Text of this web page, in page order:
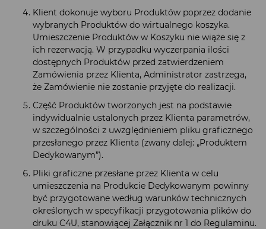
Klient dokonuje wyboru Produktów poprzez dodanie
wybranych Produktów do wirtualnego koszyka.
Umieszczenie Produktów w Koszyku nie wiąże się z
ich rezerwacją. W przypadku wyczerpania ilości
dostępnych Produktów przed zatwierdzeniem
Zamówienia przez Klienta, Administrator zastrzega,
że Zamówienie nie zostanie przyjęte do realizacji.
Część Produktów tworzonych jest na podstawie
indywidualnie ustalonych przez Klienta parametrów,
w szczególności z uwzględnieniem pliku graficznego
przesłanego przez Klienta (zwany dalej: „Produktem
Dedykowanym”).
Pliki graficzne przesłane przez Klienta w celu
umieszczenia na Produkcie Dedykowanym powinny
być przygotowane według warunków technicznych
określonych w specyfikacji przygotowania plików do
druku C4U, stanowiącej Załącznik nr 1 do Regulaminu.